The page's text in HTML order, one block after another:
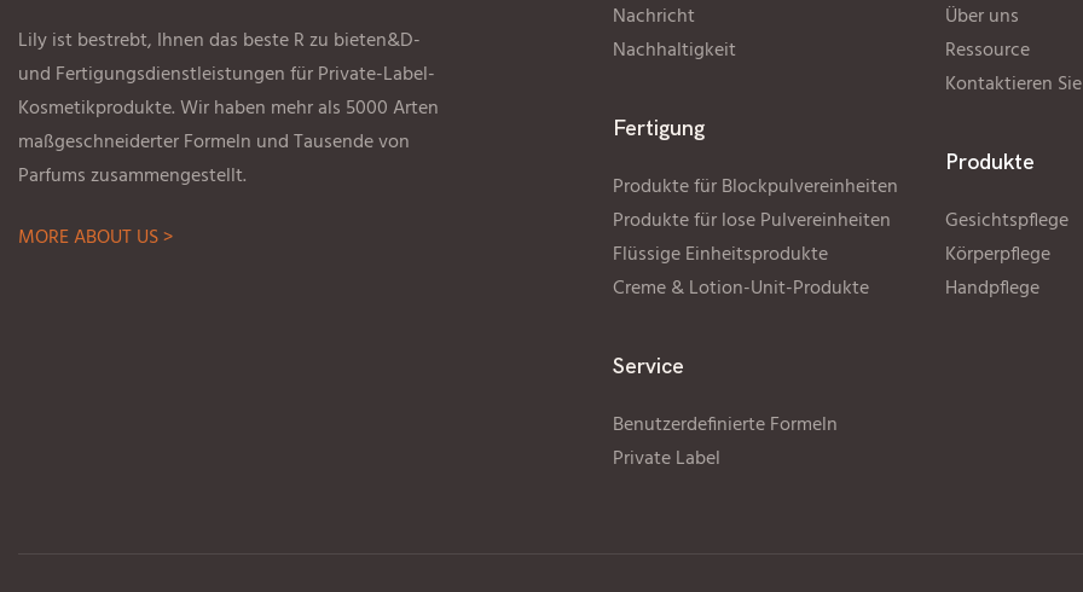
Lily ist bestrebt, Ihnen das beste R zu bieten&D-
und Fertigungsdienstleistungen für Private-Label-
Kosmetikprodukte. Wir haben mehr als 5000 Arten
maßgeschneiderter Formeln und Tausende von
Parfums zusammengestellt.
MORE ABOUT US >
Nachricht
Nachhaltigkeit
Fertigung
Produkte für Blockpulvereinheiten
Produkte für lose Pulvereinheiten
Flüssige Einheitsprodukte
Creme & Lotion-Unit-Produkte
Service
Benutzerdefinierte Formeln
Private Label
Über uns
Ressource
Kontaktieren
Produkte
Gesichtspflege
Körperpflege
Handpflege